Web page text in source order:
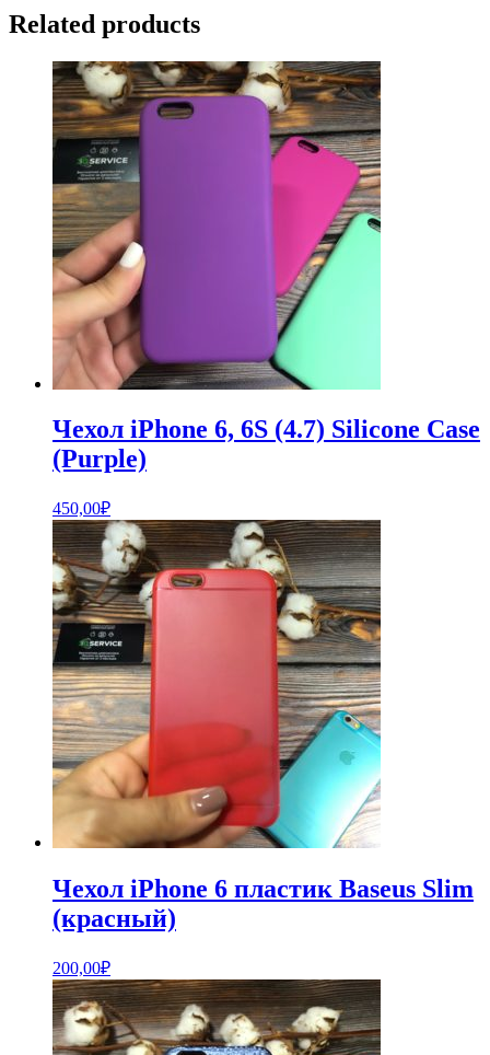
Related products
Чехол iPhone 6, 6S (4.7) Silicone Case
(Purple)
450,00₽
Чехол iPhone 6 пластик Baseus Slim
(красный)
200,00₽